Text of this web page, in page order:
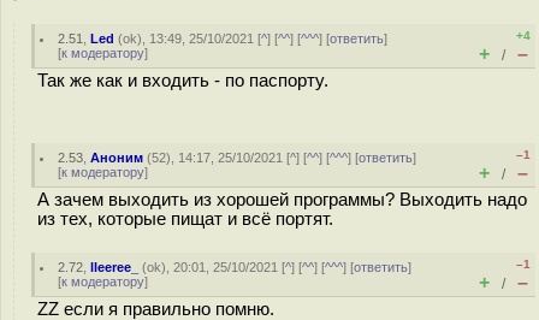
2.51 ,Led (ok), 13:49, 25/10/2021 [^] [^^] [^^^] [ответить]
[к модератору]
+4
+ / –
Так же как и входить - по паспорту.
2.53 ,Аноним (52), 14:17, 25/10/2021 [^] [^^] [^^^] [ответить]
[к модератору]
–1
+ / –
А зачем выходить из хорошей программы? Выходить надо
из тех, которые пищат и всё портят.
2.72 ,lleeree_ (ok), 20:01, 25/10/2021 [^] [^^] [^^^] [ответить]
[к модератору]
–1
+ / –
ZZ если я правильно помню.